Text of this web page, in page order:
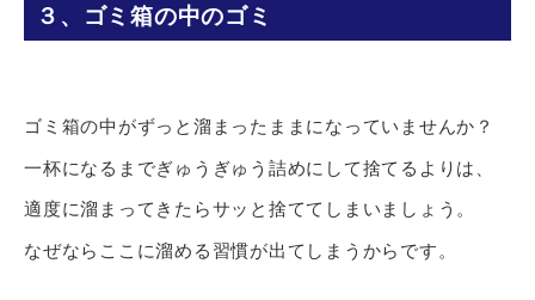
３、ゴミ箱の中のゴミ
ゴミ箱の中がずっと溜まったままになっていませんか？
一杯になるまでぎゅうぎゅう詰めにして捨てるよりは、
適度に溜まってきたらサッと捨ててしまいましょう。
なぜならここに溜める習慣が出てしまうからです。